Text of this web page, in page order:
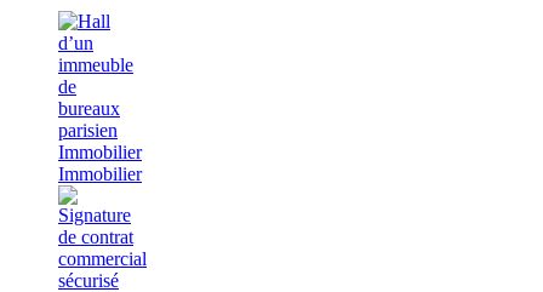
Immobilier
Immobilier